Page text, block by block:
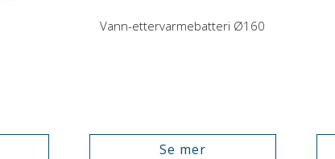
Vann-ettervarmebatteri Ø160
Se mer